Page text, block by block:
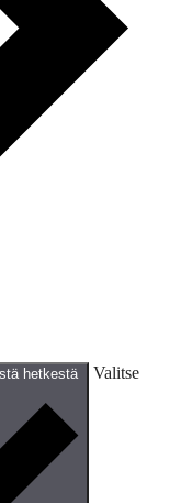
hetkestä Valitse